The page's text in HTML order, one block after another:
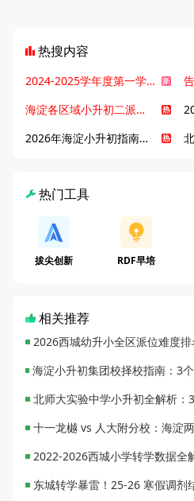
热搜内容
2024-2025学年度第一学期北京各区期末考试真题试卷汇总
海淀各区域小升初二派全攻略合集！区域一至五志愿填报、升学策略详解
2026年海淀小升初指南，一文了解招生政策要点
热门工具
拔尖创新 RDF早培
相关推荐
2026西城幼升小全区派位难度